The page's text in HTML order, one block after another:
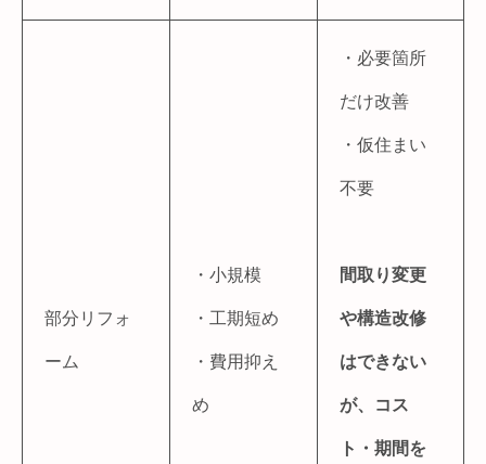
部分リフォ
ーム
・小規模
・工期短め
・費用抑え
め
・必要箇所
だけ改善
・仮住まい
不要
間取り変更
や構造改修
はできない
が、コス
ト・期間を